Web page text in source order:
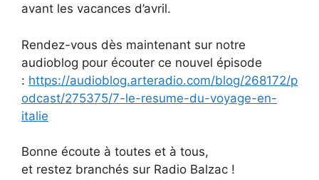
avant les vacances d’avril.
Rendez-vous dès maintenant sur notre
audioblog pour écouter ce nouvel épisode
: https://audioblog.arteradio.com/blog/268172/p
odcast/275375/7-le-resume-du-voyage-en-
italie
Bonne écoute à toutes et à tous,
et restez branchés sur Radio Balzac !